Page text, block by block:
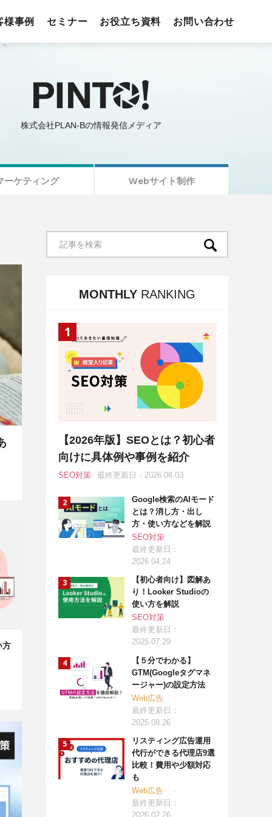
様事例 セミナー お役立ち資料 お問い合わせ
株式会社PLAN-Bの情報発信メディア
ーケティング Webサイト制作
方
MONTHLY RANKING
【2026年版】SEOとは？初心者
向けに具体例や事例を紹介
SEO対策 最終更新日：2026.08.03
Google検索のAIモード
とは？消し方・出し
方・使い方などを解説
SEO対策
最終更新日：
2026.04.24
【初心者向け】図解あ
り！Looker Studioの
使い方を解説
SEO対策
最終更新日：
2025.07.29
【５分でわかる】
GTM(Googleタグマネ
ージャー)の設定方法
Web広告
最終更新日：
2025.08.26
リスティング広告運用
代行ができる代理店9選
比較！費用や少額対応
も
Web広告
最終更新日：
2026.02.26